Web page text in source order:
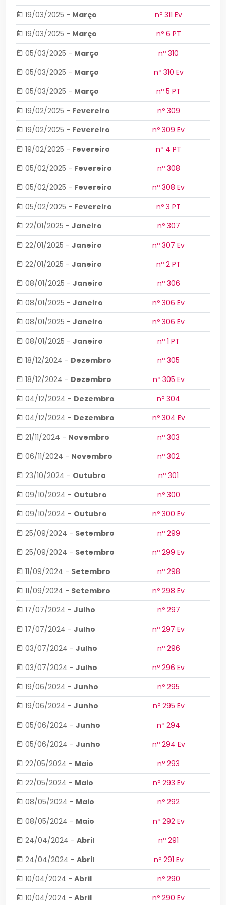
19/03/2025 - Março
nº 311 Ev
19/03/2025 - Março
nº 6 PT
05/03/2025 - Março
nº 310
05/03/2025 - Março
nº 310 Ev
05/03/2025 - Março
nº 5 PT
19/02/2025 - Fevereiro
nº 309
19/02/2025 - Fevereiro
nº 309 Ev
19/02/2025 - Fevereiro
nº 4 PT
05/02/2025 - Fevereiro
nº 308
05/02/2025 - Fevereiro
nº 308 Ev
05/02/2025 - Fevereiro
nº 3 PT
22/01/2025 - Janeiro
nº 307
22/01/2025 - Janeiro
nº 307 Ev
22/01/2025 - Janeiro
nº 2 PT
08/01/2025 - Janeiro
nº 306
08/01/2025 - Janeiro
nº 306 Ev
08/01/2025 - Janeiro
nº 306 Ev
08/01/2025 - Janeiro
nº 1 PT
18/12/2024 - Dezembro
nº 305
18/12/2024 - Dezembro
nº 305 Ev
04/12/2024 - Dezembro
nº 304
04/12/2024 - Dezembro
nº 304 Ev
21/11/2024 - Novembro
nº 303
06/11/2024 - Novembro
nº 302
23/10/2024 - Outubro
nº 301
09/10/2024 - Outubro
nº 300
09/10/2024 - Outubro
nº 300 Ev
25/09/2024 - Setembro
nº 299
25/09/2024 - Setembro
nº 299 Ev
11/09/2024 - Setembro
nº 298
11/09/2024 - Setembro
nº 298 Ev
17/07/2024 - Julho
nº 297
17/07/2024 - Julho
nº 297 Ev
03/07/2024 - Julho
nº 296
03/07/2024 - Julho
nº 296 Ev
19/06/2024 - Junho
nº 295
19/06/2024 - Junho
nº 295 Ev
05/06/2024 - Junho
nº 294
05/06/2024 - Junho
nº 294 Ev
22/05/2024 - Maio
nº 293
22/05/2024 - Maio
nº 293 Ev
08/05/2024 - Maio
nº 292
08/05/2024 - Maio
nº 292 Ev
24/04/2024 - Abril
nº 291
24/04/2024 - Abril
nº 291 Ev
10/04/2024 - Abril
nº 290
10/04/2024 - Abril
nº 290 Ev